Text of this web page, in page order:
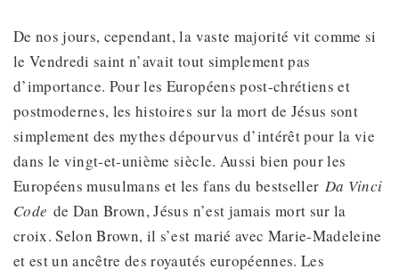
De nos jours, cependant, la vaste majorité vit comme si
le Vendredi saint n’avait tout simplement pas
d’importance. Pour les Européens post-chrétiens et
postmodernes, les histoires sur la mort de Jésus sont
simplement des mythes dépourvus d’intérêt pour la vie
dans le vingt-et-unième siècle. Aussi bien pour les
Européens musulmans et les fans du bestseller Da Vinci
Code de Dan Brown, Jésus n’est jamais mort sur la
croix. Selon Brown, il s’est marié avec Marie-Madeleine
et est un ancêtre des royautés européennes. Les